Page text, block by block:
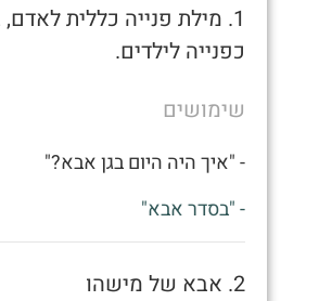
1. מילת פנייה כללית
כפנייה לילדים.
שימושים
- "איך היה היום בגן אבא?"
- "בסדר אבא"
2. אבא של מישהו